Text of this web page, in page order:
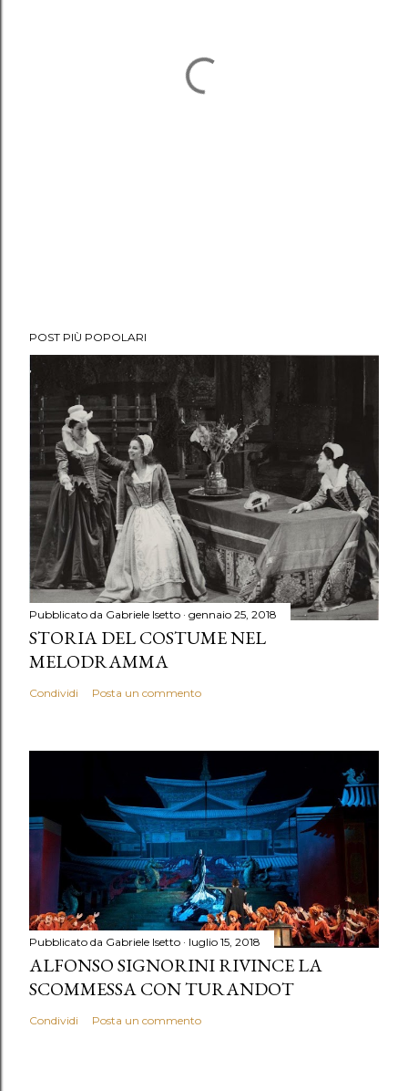
POST PIÙ POPOLARI
Pubblicato da Gabriele Isetto gennaio 25, 2018
STORIA DEL COSTUME NEL
MELODRAMMA
Condividi Posta un commento
Pubblicato da Gabriele Isetto luglio 15, 2018
ALFONSO SIGNORINI RIVINCE LA
SCOMMESSA CON TURANDOT
Condividi Posta un commento